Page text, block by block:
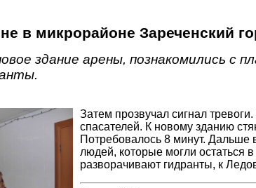
в микрорайоне Зареченский
здание арены, познакомились с
Затем прозвучал сигнал
спасателей. К новому зданию
Потребовалось 8 минут. Дальше
людей, которые могли
разворачивают гидранты, к